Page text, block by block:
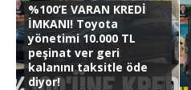
%100’E VARAN KREDİ
İMKANI! Toyota
yönetimi 10.000 TL
peşinat ver geri
kalanını taksitle öde
diyor!